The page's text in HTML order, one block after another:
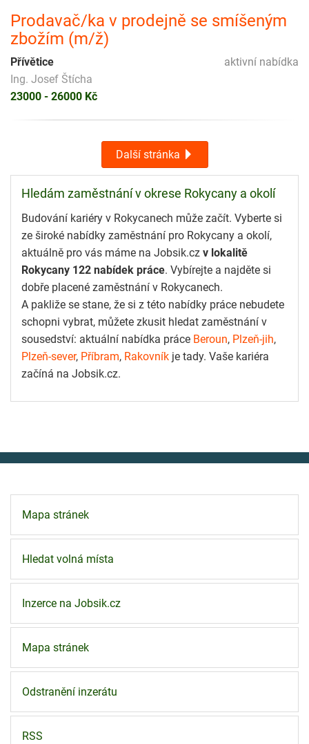
Prodavač/ka v prodejně se smíšeným
zbožím (m/ž)
aktivní nabídka
Přívětice
Ing. Josef Štícha
23000 - 26000 Kč
Další stránka
Hledám zaměstnání v okrese Rokycany a okolí
Budování kariéry v Rokycanech může začít. Vyberte si
ze široké nabídky zaměstnání pro Rokycany a okolí,
aktuálně pro vás máme na Jobsik.cz v lokalitě
Rokycany 122 nabídek práce. Vybírejte a najděte si
dobře placené zaměstnání v Rokycanech.
A pakliže se stane, že si z této nabídky práce nebudete
schopni vybrat, můžete zkusit hledat zaměstnání v
sousedství: aktuální nabídka práce Beroun, Plzeň-jih,
Plzeň-sever, Příbram, Rakovník je tady. Vaše kariéra
začíná na Jobsik.cz.
Mapa stránek
Hledat volná místa
Inzerce na Jobsik.cz
Mapa stránek
Odstranění inzerátu
RSS